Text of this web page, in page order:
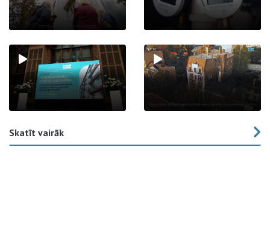
Skatīt vairāk